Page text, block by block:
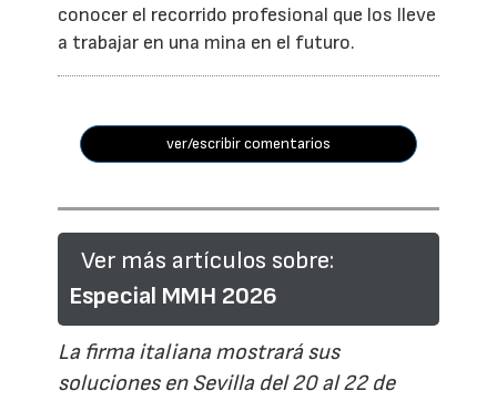
conocer el recorrido profesional que los lleve
a trabajar en una mina en el futuro.
ver/escribir comentarios
Ver más artículos sobre:
Especial MMH 2026
La firma italiana mostrará sus
soluciones en Sevilla del 20 al 22 de